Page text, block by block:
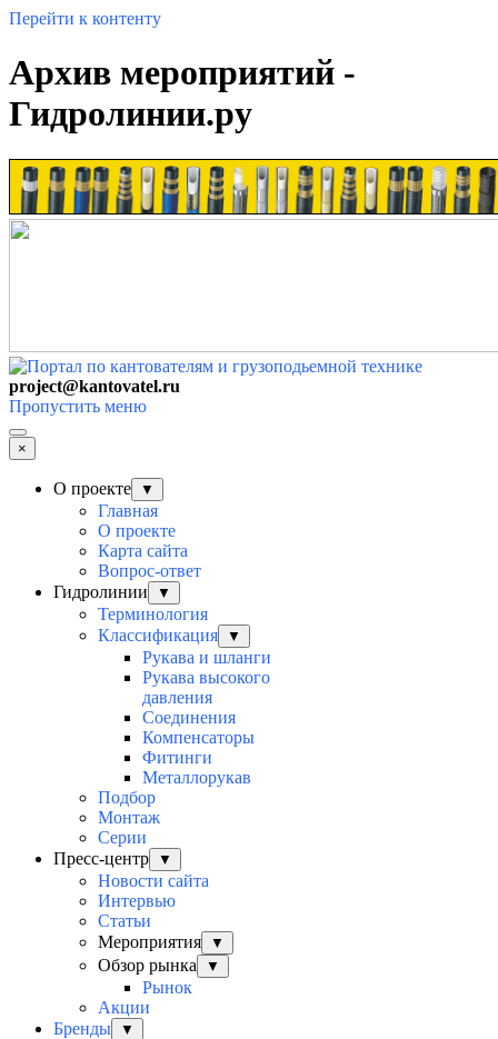
Перейти к контенту
Архив мероприятий -
Гидролинии.ру
project@kantovatel.ru
Пропустить меню
×
О проекте ▼
Главная
О проекте
Карта сайта
Вопрос-ответ
Гидролинии
▼
Терминология
Классификация
▼
Рукава и шланги
Рукава высокого
давления
Соединения
Компенсаторы
Фитинги
Металлорукав
Подбор
Монтаж
Серии
Пресс-центр
▼
Новости сайта
Интервью
Статьи
Мероприятия
▼
Обзор рынка ▼
Рынок
Акции
Бренды
▼